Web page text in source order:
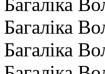
Багаліка
Багаліка